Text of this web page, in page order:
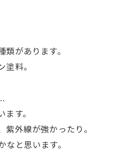
があります。
料。
す。
外線が強かったり。
と思います。